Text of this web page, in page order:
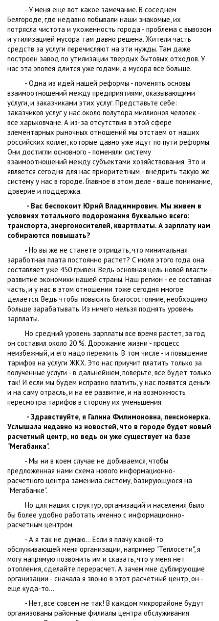
- У меня еще вот какое замечание. В соседнем
Белгороде, где недавно побывали наши знакомые, их
потрясла чистота и ухоженность города - проблема с вывозом
и утилизацией мусора там давно решена. Жители часть
средств за услуги перечисляют на эти нужды. Там даже
построен завод по утилизации твердых бытовых отходов. У
нас эта эпопея длится уже годами, а мусора все больше.
- Одна из идей нашей реформы - поменять основы
взаимоотношений между предприятиями, оказывающими
услуги, и заказчиками этих услуг. Представьте себе:
заказчиков услуг у нас около полутора миллионов человек -
все харьковчане. А из-за отсутствия в этой сфере
элементарных рыночных отношений мы отстаем от наших
российских коллег, которые давно уже идут по пути реформы.
Они достигли основного - поменяли систему
взаимоотношений между субъектами хозяйствования. Это и
является сегодня для нас приоритетным - внедрить такую же
систему у нас в городе. Главное в этом деле - ваше понимание,
доверие и поддержка.
- Вас беспокоит Юрий Владимирович. Мы живем в
условиях тотального подорожания буквально всего:
транспорта, энергоносителей, квартплаты. А зарплату нам
собираются повышать?
- Но вы же не станете отрицать, что минимальная
заработная плата постоянно растет? С июля этого года она
составляет уже 450 гривен. Ведь основная цель новой власти -
развитие экономики нашей страны. Наш регион - ее составная
часть, и у нас в этом отношении тоже сегодня многое
делается. Ведь чтобы повысить благосостояние, необходимо
больше зарабатывать. Из ничего нельзя поднять уровень
зарплаты.
Но средний уровень зарплаты все время растет, за год
он составил около 20 %. Дорожание жизни - процесс
неизбежный, и его надо пережить. В том числе - и повышение
тарифов на услуги ЖКХ. Это нас приучит платить только за
полученные услуги - в дальнейшем, поверьте, все будет только
так! И если мы будем исправно платить, у нас появятся деньги
и на саму отрасль, и на ее развитие, и на возможность
пересмотра тарифов в сторону их уменьшения.
- Здравствуйте, я Галина Филимоновна, пенсионерка.
Услышала недавно из новостей, что в городе будет новый
расчетный центр, но ведь он уже существует на базе
"Мегабанка".
- Мы ни в коем случае не добиваемся, чтобы
предложенная нами схема нового информационно-
расчетного центра заменила систему, базирующуюся на
"Мегабанке".
Но для наших структур, организаций и населения было
бы более удобно работать именно с информационно-
расчетным центром.
- А я так не думаю... Если я плачу какой-то
обслуживающей меня организации, например "Теплосети", я
могу напрямую позвонить им и сказать, что у меня нет
отопления, сделайте перерасчет. А зачем мне дублирующие
организации - сначала я звоню в этот расчетный центр, он -
еще куда-то...
- Нет, все совсем не так! В каждом микрорайоне будут
организованы районные филиалы центра обслуживания